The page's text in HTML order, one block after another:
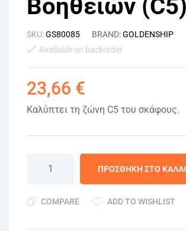
Βοηθειών (C5)
SKU:GS80085 BRAND:GOLDENSHIP
Available on backorder
23,66 €
Καλύπτει τη ζώνη C5 του σκάφους.
ΠΡΟΣΘΉΚΗ ΣΤΟ
COMPARE ADD TO WISHLIST